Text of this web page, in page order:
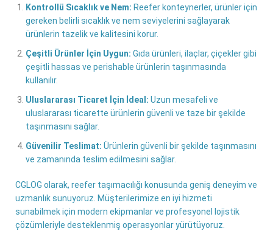
Kontrollü Sıcaklık ve Nem: Reefer konteynerler, ürünler için
gereken belirli sıcaklık ve nem seviyelerini sağlayarak
ürünlerin tazelik ve kalitesini korur.
Çeşitli Ürünler İçin Uygun: Gıda ürünleri, ilaçlar, çiçekler gibi
çeşitli hassas ve perishable ürünlerin taşınmasında
kullanılır.
Uluslararası Ticaret İçin İdeal: Uzun mesafeli ve
uluslararası ticarette ürünlerin güvenli ve taze bir şekilde
taşınmasını sağlar.
Güvenilir Teslimat: Ürünlerin güvenli bir şekilde taşınmasını
ve zamanında teslim edilmesini sağlar.
CGLOG olarak, reefer taşımacılığı konusunda geniş deneyim ve
uzmanlık sunuyoruz. Müşterilerimize en iyi hizmeti
sunabilmek için modern ekipmanlar ve profesyonel lojistik
çözümleriyle desteklenmiş operasyonlar yürütüyoruz.